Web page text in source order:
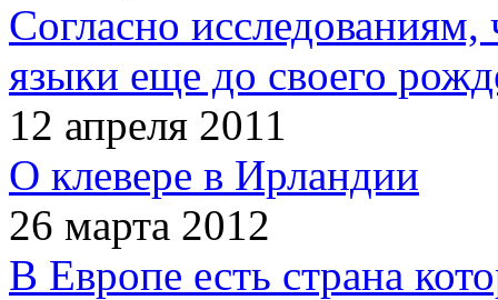
Согласно исследованиям,
языки еще до своего
12 апреля 2011
О клевере в Ирландии
26 марта 2012
В Европе есть страна